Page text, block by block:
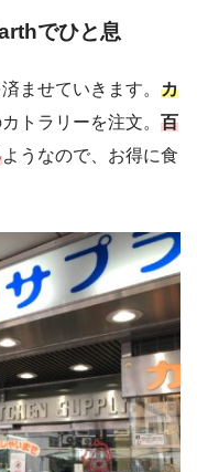
でひと息
ませていきます。 カ
トラリーを注文。 百
ようなので、お得に食